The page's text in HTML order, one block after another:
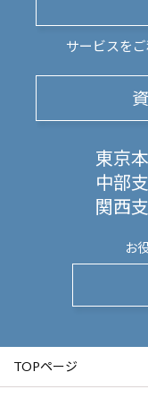
サービスを
東京
中部
関西
お
TOPページ